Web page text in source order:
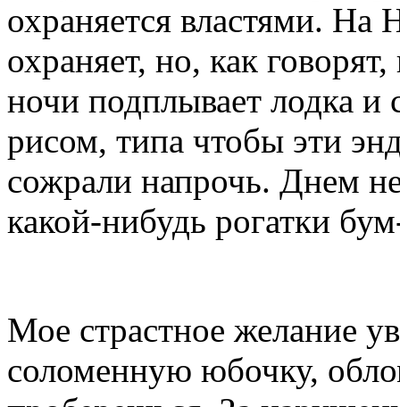
охраняется властями. На
охраняет, но, как
ночи подплывает лодка и
рисом, типа чтобы эти
сожрали напрочь. Днем
какой-нибудь рогатки
Мое страстное желание
соломенную юбочку,